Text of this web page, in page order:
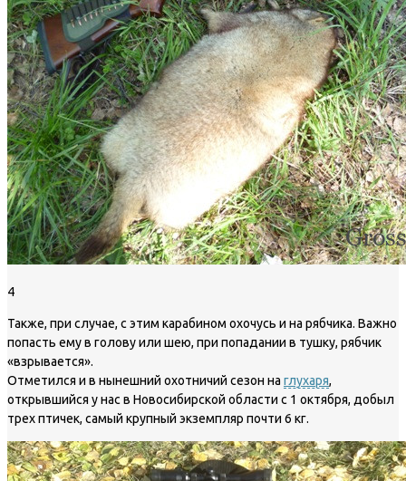
4
Также, при случае, с этим карабином охочусь и на рябчика. Важно
попасть ему в голову или шею, при попадании в тушку, рябчик
«взрывается».
Отметился и в нынешний охотничий сезон на глухаря,
открывшийся у нас в Новосибирской области с 1 октября, добыл
трех птичек, самый крупный экземпляр почти 6 кг.